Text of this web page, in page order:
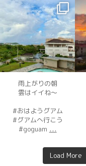
dahawaii
12月 3
雨上がりの朝
雲はイイね〜
#おはようグアム
#グアムへ行こう
#goguam ...
Load More